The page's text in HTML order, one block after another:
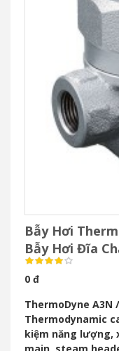
Bẫy Hơi
Bẫy Hơi Đĩa
Vượt Trội
0 đ
ThermoDyne A3N
Thermodynamic
kiệm năng lượng,